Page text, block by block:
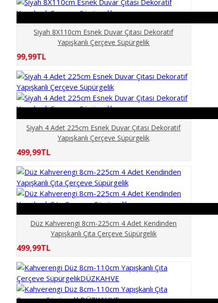
HAYVANLAR
KABARTMA
KIZ ÇOCUK
KÖPRÜ
MOBİLYA
PALMİYE
PENCERE
ŞEHİR SİMGE LERİ
SPOR SALONU
TARİH
Siyah 8X110cm Esnek Duvar Çıtası Dekoratif
Yapışkanlı Çerçeve Süpürgelik
99,99TL
Siyah 4 Adet 225cm Esnek Duvar Çıtası Dekoratif
Yapışkanlı Çerçeve Süpürgelik
499,99TL
Düz Kahverengi 8cm-225cm 4 Adet Kendinden
Yapışkanlı Çıta Çerçeve Süpürgelik
499,99TL